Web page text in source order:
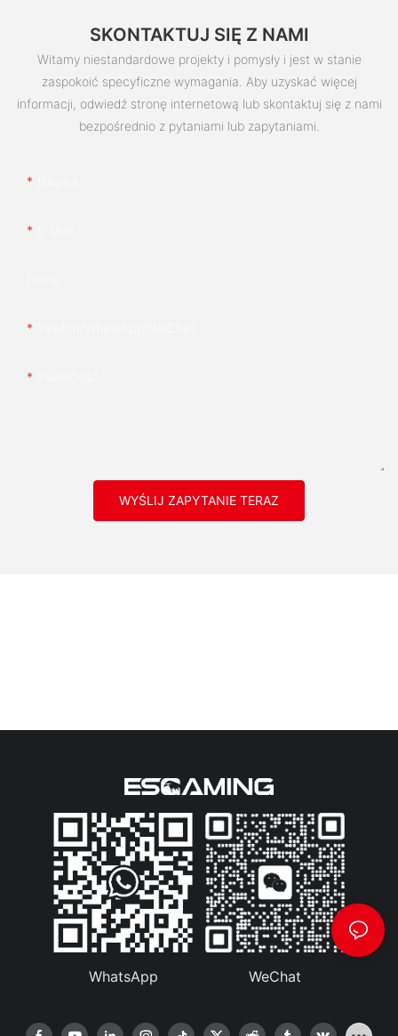
SKONTAKTUJ SIĘ Z NAMI
Witamy niestandardowe projekty i pomysły i jest w stanie
zaspokoić specyficzne wymagania. Aby uzyskać więcej
informacji, odwiedź stronę internetową lub skontaktuj się z nami
bezpośrednio z pytaniami lub zapytaniami.
WYŚLIJ ZAPYTANIE TERAZ
WhatsApp WeChat